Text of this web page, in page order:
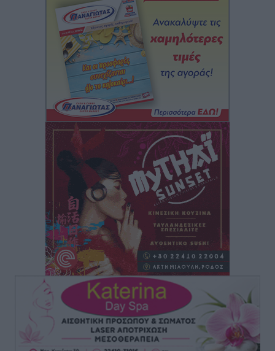
Στον Άγιο Νικόλαο Χάλκης ανοίγει ξανά το
ανανεωμένο εκκλησιαστικό μουσείο από τη Λέσχη
Lions Χάλκης
Τοπικές Ειδήσεις • πριν 4 ώρες
Ρόδος: «Βουλιάζει» από τουρίστες – Πάνω από 1 εκατ.
επιβάτες και 55 κρουαζιερόπλοια
Τοπικές Ειδήσεις πριν 4 ώρες
Γ’ Εθνική Κατηγορία: Οι ημερομηνίες των
αγωνιστικών της κανονικής περιόδου
πριν 9 ώρες
Συνελήφθησαν δύο άτομα στην Κάρπαθο για άγρα
πελατών
Τοπικές Ειδήσεις• πριν 9 ώρες
Χωρίς υποχρεωτική παρουσία μικρών στη 12άδα
Αθλητικά πριν 10 ώρες
Ο Πελεκάνος, οι ανεμογεννήτριες και μια κοινότητα